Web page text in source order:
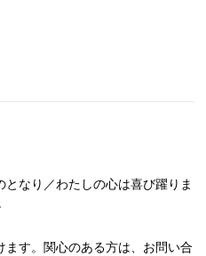
なり／わたしの心は喜び躍りま
す。関心のある方は、お問い合